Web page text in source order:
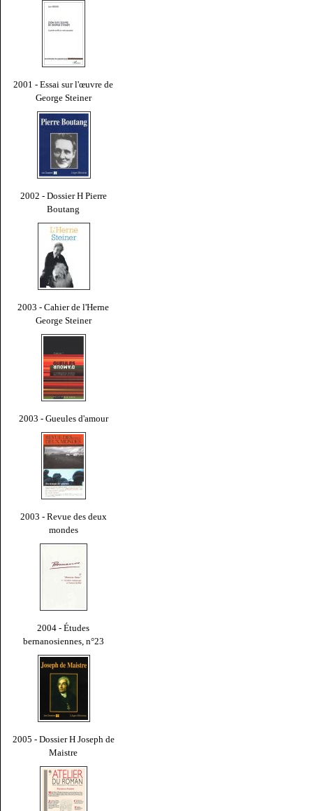
2001 - Essai sur l'œuvre de
George Steiner
2002 - Dossier H Pierre
Boutang
2003 - Cahier de l'Herne
George Steiner
2003 - Gueules d'amour
2003 - Revue des deux
mondes
2004 - Études
bernanosiennes, n°23
2005 - Dossier H Joseph de
Maistre